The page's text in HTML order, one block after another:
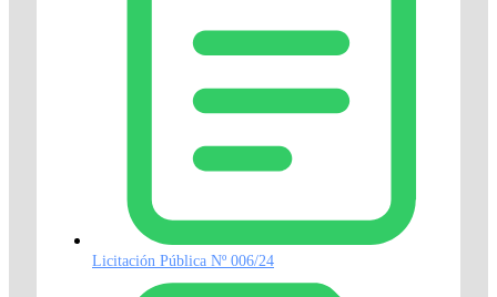
Licitación Pública Nº 006/24